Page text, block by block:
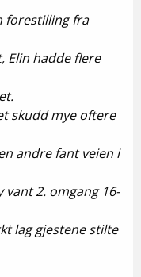
forestilling fra
Elin hadde flere
skudd mye oftere
andre fant veien i
vant 2. omgang 16-
lag gjestene stilte